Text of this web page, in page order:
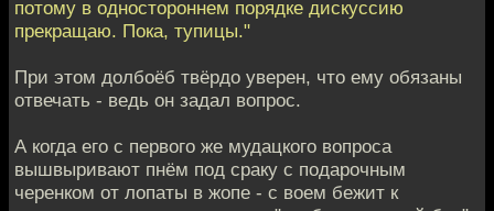
потому в одностороннем порядке дискуссию
прекращаю. Пока, тупицы."
При этом долбоёб твёрдо уверен, что ему обязаны
отвечать - ведь он задал вопрос.
А когда его с первого же мудацкого вопроса
вышвыривают пнём под сраку с подарочным
черенком от лопаты в жопе - с воем бежит к